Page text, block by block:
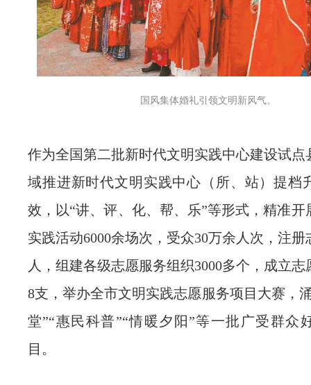
国风集体婚礼引领文明新风气。
作为全国第二批新时代文明实践中心建设试点
域推进新时代文明实践中心（所、站）提档
效，以“讲、评、化、帮、乐”等形式，精准开
实践活动6000余场次，受众30万余人次，注册
人，组建各级志愿服务组织3000多个，成立
8支，举办全市文明实践志愿服务项目大赛，
堂”“惠民科普”“情暖夕阳”等一批广受群众
目。